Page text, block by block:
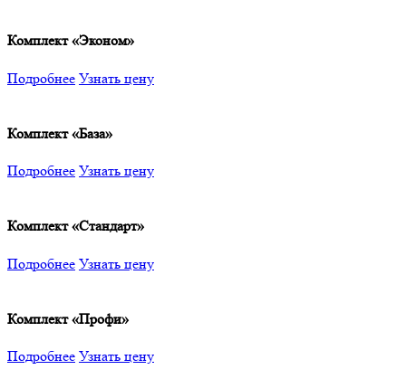
Комплект «Эконом»
Подробнее Узнать цену
Комплект «База»
Подробнее Узнать цену
Комплект «Стандарт»
Подробнее Узнать цену
Комплект «Профи»
Подробнее Узнать цену